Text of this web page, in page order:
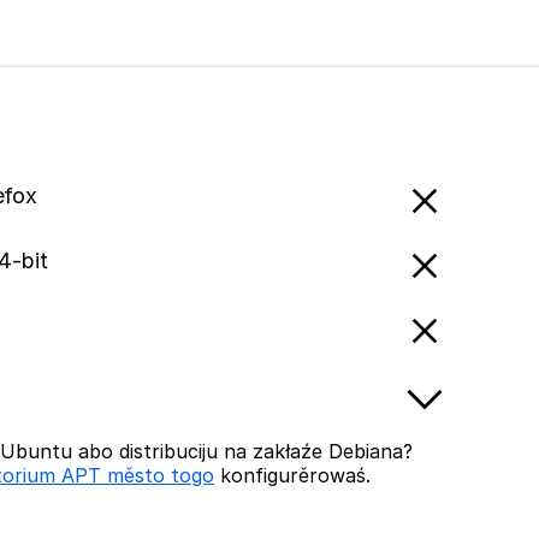
bit
abo distribuciju na zakłaźe Debiana?
APT město togo konfigurěrowaś.